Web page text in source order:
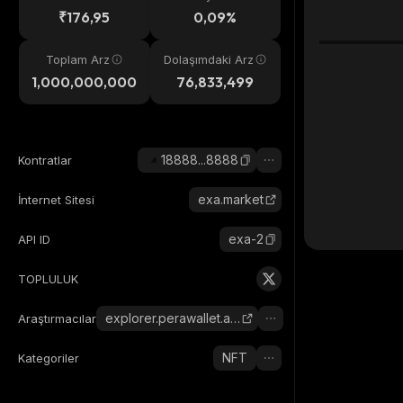
₹176,95 0,09%
Toplam Arz
1,000,000,000
Dolaşımdaki Arz
76,833,499
Kontratlar 18888...8888
İnternet Sitesi exa.market
API ID exa-2
TOPLULUK
Araştırmacılar explorer.perawallet.app
Kategoriler NFT